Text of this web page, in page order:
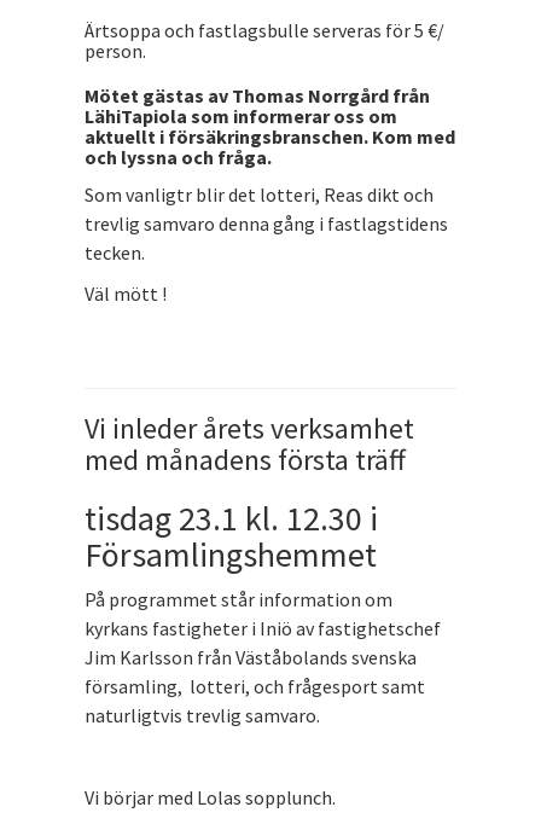
Ärtsoppa och fastlagsbulle serveras för 5 €/
person.
Mötet gästas av Thomas Norrgård från
LähiTapiola som informerar oss om
aktuellt i försäkringsbranschen. Kom med
och lyssna och fråga.
Som vanligtr blir det lotteri, Reas dikt och
trevlig samvaro denna gång i fastlagstidens
tecken.
Väl mött !
Vi inleder årets verksamhet
med månadens första träff
tisdag 23.1 kl. 12.30 i
Församlingshemmet
På programmet står information om
kyrkans fastigheter i Iniö av fastighetschef
Jim Karlsson från Väståbolands svenska
församling, lotteri, och frågesport samt
naturligtvis trevlig samvaro.
Vi börjar med Lolas sopplunch.